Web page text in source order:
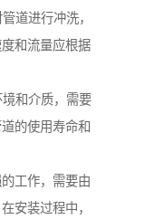
道进行冲洗，
和流量应根据
和介质，需要
的使用寿命和
工作，需要由
安装过程中，